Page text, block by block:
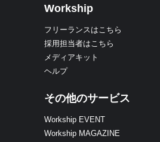
Workship
フリーランスはこちら
採用担当者はこちら
メディアキット
ヘルプ
その他のサービス
Workship EVENT
Workship MAGAZINE